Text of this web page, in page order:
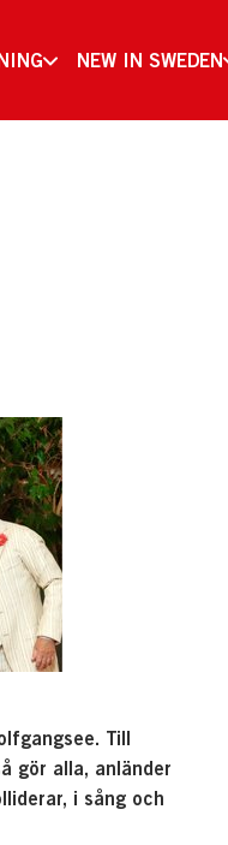
NEW IN SWEDEN
Till
gör alla, anländer
i sång och